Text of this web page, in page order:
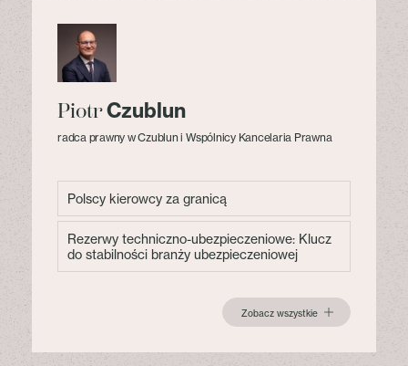
PiotrCzublun
radca prawny w Czublun i Wspólnicy Kancelaria Prawna
Polscy kierowcy za granicą
Rezerwy techniczno-ubezpieczeniowe: Klucz
do stabilności branży ubezpieczeniowej
Zobacz wszystkie